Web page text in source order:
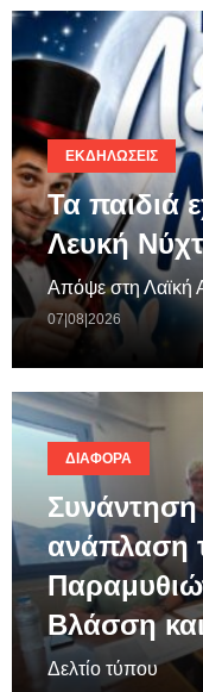
ΕΚΔΗΛΏΣΕΙΣ
Τα παιδιά
Λευκή
Απόψε στη Λαϊκή
07|08|2026
ΔΙΆΦΟΡΑ
Συνάντηση
ανάπλαση
Βλάσση
Δελτίο τύπου